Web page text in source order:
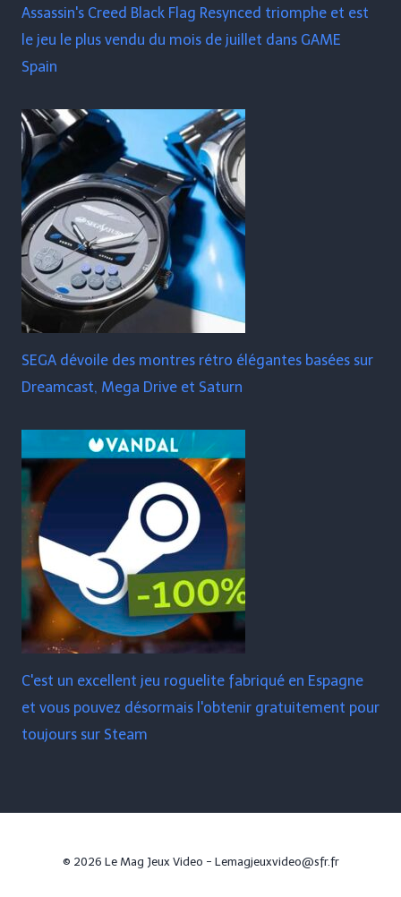
Assassin's Creed Black Flag Resynced triomphe et est
le jeu le plus vendu du mois de juillet dans GAME
Spain
SEGA dévoile des montres rétro élégantes basées sur
Dreamcast, Mega Drive et Saturn
C'est un excellent jeu roguelite fabriqué en Espagne
et vous pouvez désormais l'obtenir gratuitement pour
toujours sur Steam
© 2026 Le Mag Jeux Video - Lemagjeuxvideo@sfr.fr